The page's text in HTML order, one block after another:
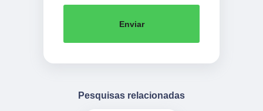
Enviar
Pesquisas relacionadas